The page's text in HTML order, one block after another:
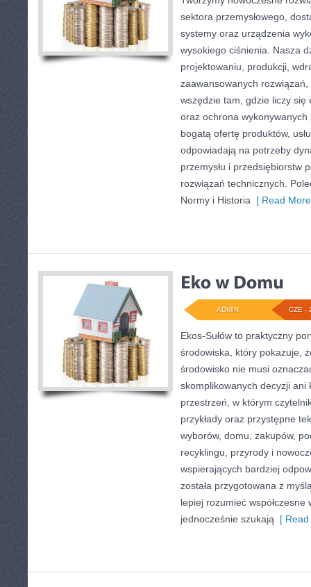
sektora przemysłowego,
systemy oraz urządzenia
wysokiego ciśnienia. Nasza
projektowaniu, produkcji,
zaawansowanych
wszędzie tam, gdzie liczy się
oraz ochrona
bogatą ofertę produktów,
odpowiadają na potrzeby
przemysłu i przedsiębiorstw
rozwiązań technicznych.
Normy i Historia [ Read
CZE -
ADMIN
Ekos-Sułów to praktyczny
środowiska, który pokazuje,
środowisko nie musi
skomplikowanych decyzji ani
przestrzeń, w którym
przykłady oraz przystępne
wyborów, domu, zakupów,
recyklingu, przyrody i
wspierających bardziej
została przygotowana z
lepiej rozumieć
jednocześnie szukają [